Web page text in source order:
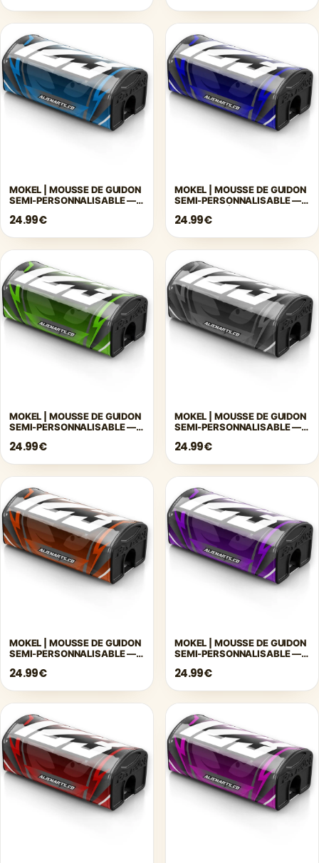
MOKEL | MOUSSE DE GUIDON
SEMI-PERSONNALISABLE —
24.99€
MOKEL | MOUSSE DE GUIDON
SEMI-PERSONNALISABLE —
24.99€
MOKEL | MOUSSE DE GUIDON
SEMI-PERSONNALISABLE —
24.99€
MOKEL | MOUSSE DE GUIDON
SEMI-PERSONNALISABLE —
24.99€
MOKEL | MOUSSE DE GUIDON
SEMI-PERSONNALISABLE —
24.99€
MOKEL | MOUSSE DE GUIDON
SEMI-PERSONNALISABLE —
24.99€